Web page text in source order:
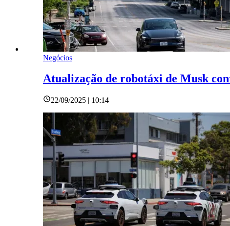
Negócios
Atualização de robotáxi de Musk
22/09/2025 | 10:14